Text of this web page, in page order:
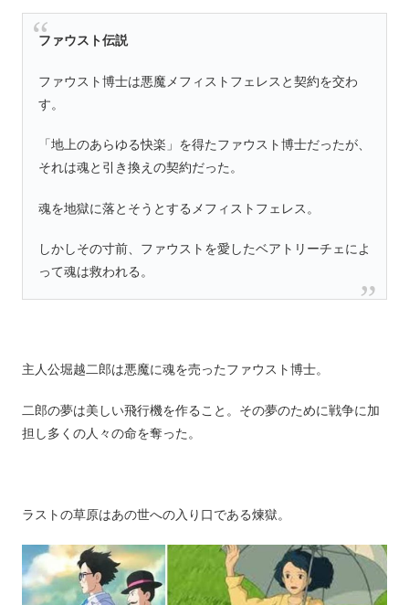
ファウスト伝説
ファウスト博士は悪魔メフィストフェレスと契約を交わ
す。
「地上のあらゆる快楽」を得たファウスト博士だったが、
それは魂と引き換えの契約だった。
魂を地獄に落とそうとするメフィストフェレス。
しかしその寸前、ファウストを愛したベアトリーチェによ
って魂は救われる。
主人公堀越二郎は悪魔に魂を売ったファウスト博士。
二郎の夢は美しい飛行機を作ること。その夢のために戦争に加
担し多くの人々の命を奪った。
ラストの草原はあの世への入り口である煉獄。